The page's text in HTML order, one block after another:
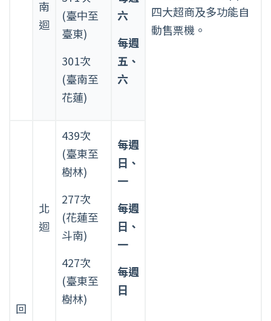
四大超商及多功能自
動售票機。
南
迴
(臺中至
臺東)
301次
(臺南至
花蓮)
六
每週
五、
六
回
北
迴
439次
(臺東至
樹林)
277次
(花蓮至
斗南)
427次
(臺東至
樹林)
每週
日、
一
每週
日、
一
每週
日